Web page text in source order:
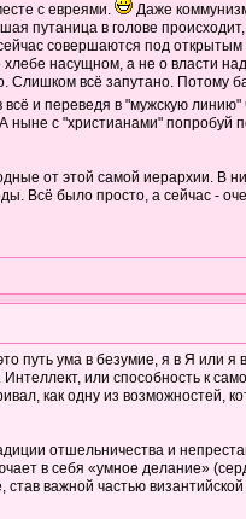
с евреями.
Даже
путаница в голове
совершаются под
насущном, а не о власти
Слишком всё запутано. Потому
и переведя в "мужскую линию"
с "христианами" попробуй
от этой самой иерархии. В
Всё было просто, а сейчас -
путь ума в безумие, я в Я или я
или способность к
как одну из возможностей,
отшельничества и
в себя «умное делание»
важной частью византийской